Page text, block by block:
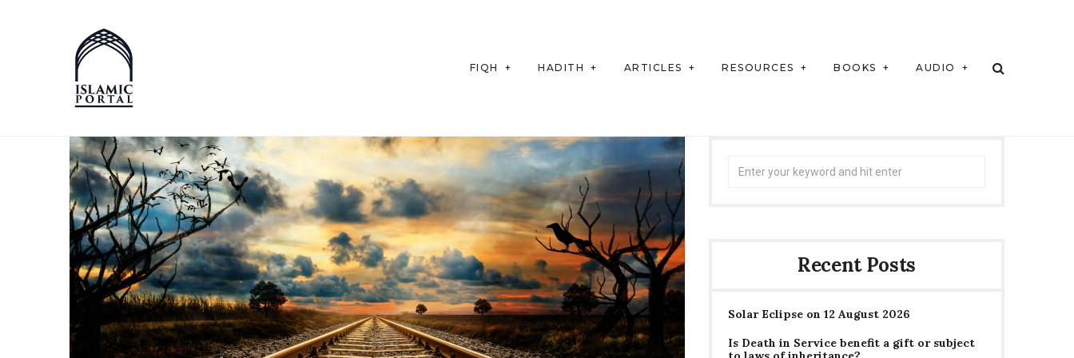
FIQH HADITH ARTICLES RESOURCES BOOKS AUDIO
Recent Posts
Solar Eclipse on 12 August 2026
Is Death in Service benefit a gift or subject